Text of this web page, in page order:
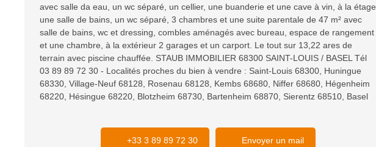
avec salle da eau, un wc séparé, un cellier, une buanderie et une cave à vin, à la étage
une salle de bains, un wc séparé, 3 chambres et une suite parentale de 47 m² avec
salle de bains, wc et dressing, combles aménagés avec bureau, espace de rangement
et une chambre, à la extérieur 2 garages et un carport. Le tout sur 13,22 ares de
terrain avec piscine chauffée. STAUB IMMOBILIER 68300 SAINT-LOUIS / BASEL Tél
03 89 89 72 30 - Localités proches du bien à vendre : Saint-Louis 68300, Huningue
68330, Village-Neuf 68128, Rosenau 68128, Kembs 68680, Niffer 68680, Hégenheim
68220, Hésingue 68220, Blotzheim 68730, Bartenheim 68870, Sierentz 68510, Basel
+33 3 89 89 72 30 Envoyer un mail